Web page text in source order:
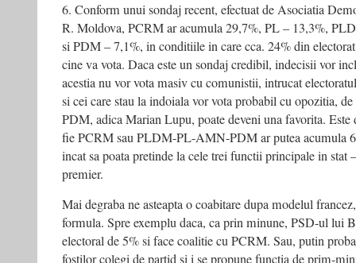
6. Conform unui sondaj recent, efectuat de Asociatia
R. Moldova, PCRM ar acumula 29,7%, PL – 13,3%,
si PDM – 7,1%, in conditiile in care cca. 24% din
cine va vota. Daca este un sondaj credibil, indecisii vor
acestia nu vor vota masiv cu comunistii, intrucat
si cei care stau la indoiala vor vota probabil cu opozitia, de
PDM, adica Marian Lupu, poate deveni una favorita. Este
fie PCRM sau PLDM-PL-AMN-PDM ar putea acumula
incat sa poata pretinde la cele trei functii principale in stat
premier.
Mai degraba ne asteapta o coabitare dupa modelul
formula. Spre exemplu daca, ca prin minune, PSD-ul lui
electoral de 5% si face coalitie cu PCRM. Sau, putin
fostilor colegi de partid si i se propune functia de prim-